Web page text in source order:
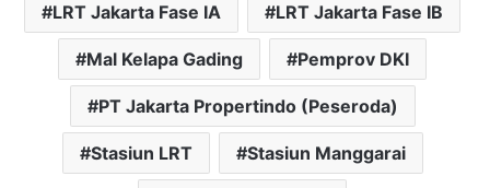
LRT Jakarta Fase IA LRT Jakarta Fase IB
Mal Kelapa Gading Pemprov DKI
PT Jakarta Propertindo (Peseroda)
Stasiun LRT Stasiun Manggarai